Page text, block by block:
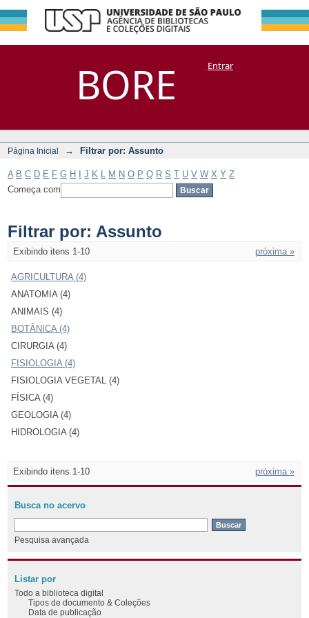
BORE
Filtrar por:
Assunto
DSpace/Manakin + CoriscoEntrar
Página Inicial → Filtrar por: Assunto
A B C D E F G H J K M N O P Q R S T U V W X Y Z
Começa com
Filtrar por: Assunto
Exibindo itens 1-10 próxima »
AGRICULTURA (4)
ANATOMIA (4)
ANIMAIS (4)
BOTÂNICA (4)
CIRURGIA (4)
FISIOLOGIA (4)
FISIOLOGIA VEGETAL (4)
FÍSICA (4)
GEOLOGIA (4)
HIDROLOGIA (4)
Exibindo itens 1-10 próxima »
Busca no acervo
Pesquisa avançada
Listar por
Todo a biblioteca digital
Tipos de documento & Coleções
Data de publicação